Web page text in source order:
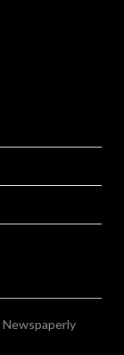
Newspaperly